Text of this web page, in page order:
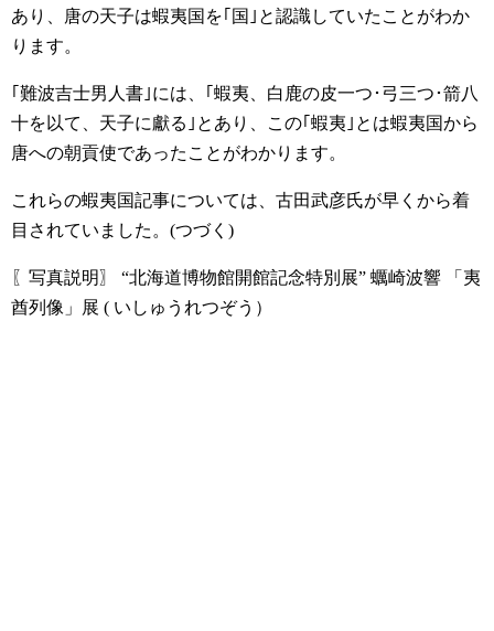
あり、唐の天子は蝦夷国を｢国｣と認識していたことがわか
ります。
｢難波吉士男人書｣には、｢蝦夷、白鹿の皮一つ･弓三つ･箭八
十を以て、天子に獻る｣とあり、この｢蝦夷｣とは蝦夷国から
唐への朝貢使であったことがわかります。
これらの蝦夷国記事については、古田武彦氏が早くから着
目されていました。(つづく)
〖写真説明〗
“北海道博物館開館記念特別展” 蠣崎波響 「夷
酋列像」展 ( いしゅうれつぞう）